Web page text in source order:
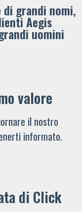
grandi nomi,
​Aegis
uomini
valore
il nostro
informato.
di Click